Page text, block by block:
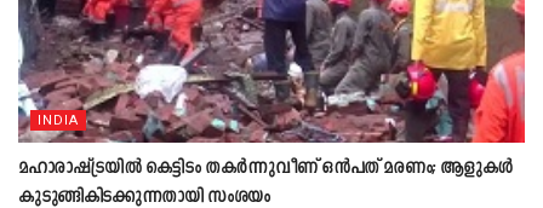
INDIA
മഹാരാഷ്ട്രയിൽ കെട്ടിടം തകർന്നുവീണ് ഒൻപത് മരണം; ആളുകൾ
കുടുങ്ങികിടക്കുന്നതായി സംശയം